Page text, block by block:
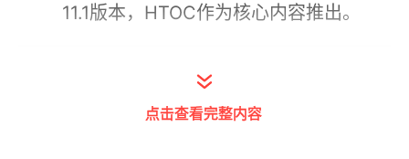
11.1版本，HTOC作为核心内容推出。
点击查看完整内容